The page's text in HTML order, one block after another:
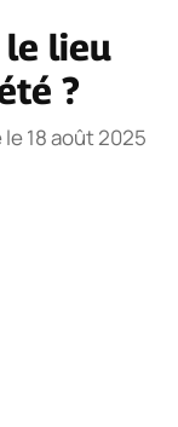
le lieu
?
le 18 août 2025